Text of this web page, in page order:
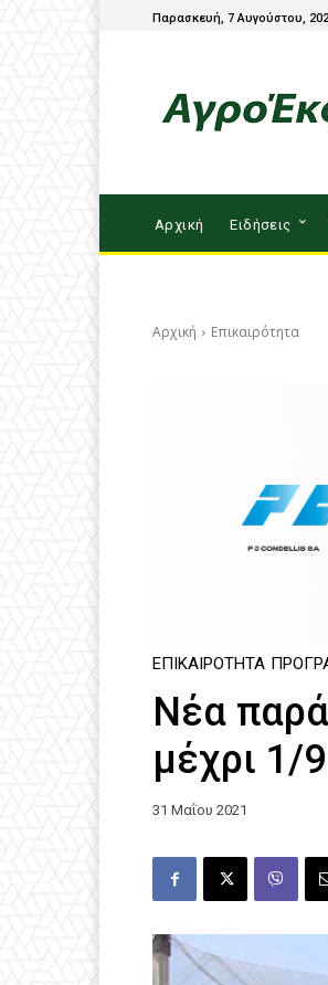
Παρασκευή, 7 Αυγούστου,
Αρχική Ειδήσεις
Αρχική Επικαιρότητα
ΕΠΙΚΑΙΡΌΤΗΤΑ
Νέα
μέχρι 1/
31 Μαΐου 2021